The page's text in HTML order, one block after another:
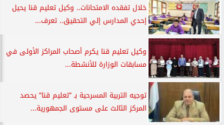
خلال تفقده الامتحانات.. وكيل تعليم قنا يحيل
إحدي المدارس إلي التحقيق.. تعرف...
وكيل تعليم قنا يكرم أصحاب المراكز الأولى في
مسابقات الوزارة للأنشطة...
توجيه التربية المسرحية بـ ”تعليم قنا” يحصد
المركز الثالث على مستوى الجمهورية...